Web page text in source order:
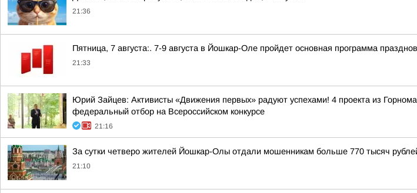
21:36
Пятница, 7 августа:. 7-9 августа в Йошкар-Оле пройдет основная программа
21:33
Юрий Зайцев: Активисты «Движения первых» радуют успехами! 4 проекта из
федеральный отбор на Всероссийском конкурсе
21:16
За сутки четверо жителей Йошкар-Олы отдали мошенникам больше 770 тысяч
21:10